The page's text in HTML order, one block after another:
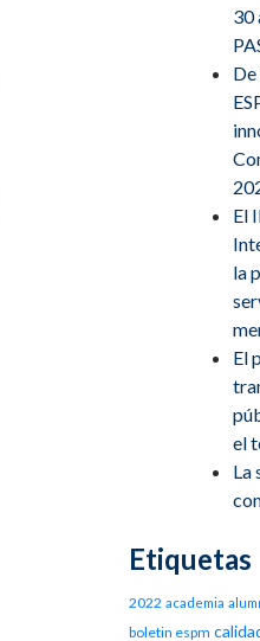
30
El
la
El
el
La
Etiquetas
2022 academia
boletin espm